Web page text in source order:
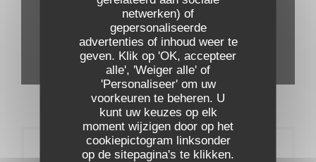
netwerken) of
gepersonaliseerde
advertenties of inhoud weer te
geven. Klik op 'OK, accepteer
alle', 'Weiger alle' of
'Personaliseer' om uw
voorkeuren te beheren. U
kunt uw keuzes op elk
moment wijzigen door op het
cookiepictogram linksonder
op de sitepagina's te klikken.
Reservering